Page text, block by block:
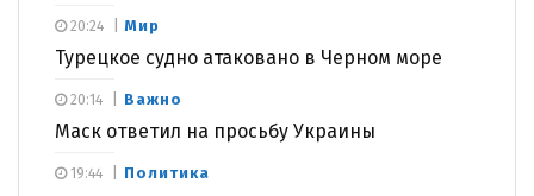
Мир
Турецкое судно атаковано в Черном море
20:24
Важно
Маск ответил на просьбу Украины
20:14
Политика
19:44